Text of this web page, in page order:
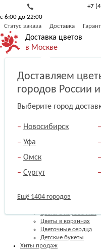
+7
с 6:00 до 22:00
Статус заказа
Доставка
Доставка цветов
в Москве
Доставляем
городов России
Выберите город
Новосибирск
Уфа
Омск
Сургут
Ещё 1404 городов
Все букеты
Букеты цветов
Букеты из роз
Тюльпаны
Хризантемы
Альстромерии
Эустомы
Кустовые розы
Композиции
Цветы в коробочках
Цветы в корзинах
Цветочные сердца
Детские букеты
Хиты продаж